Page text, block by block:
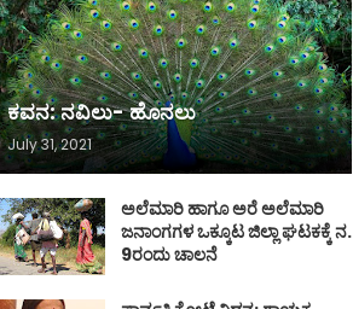
ಕವನ: ನವಿಲು- ಹೊನಲು
July 31, 2021
ಅಲೆಮಾರಿ ಹಾಗೂ ಅರೆ ಅಲೆಮಾರಿ
ಜನಾಂಗಗಳ ಒಕ್ಕೂಟ ಜಿಲ್ಲಾ ಘಟಕಕ್ಕೆ ನ.
9ರಂದು ಚಾಲನೆ